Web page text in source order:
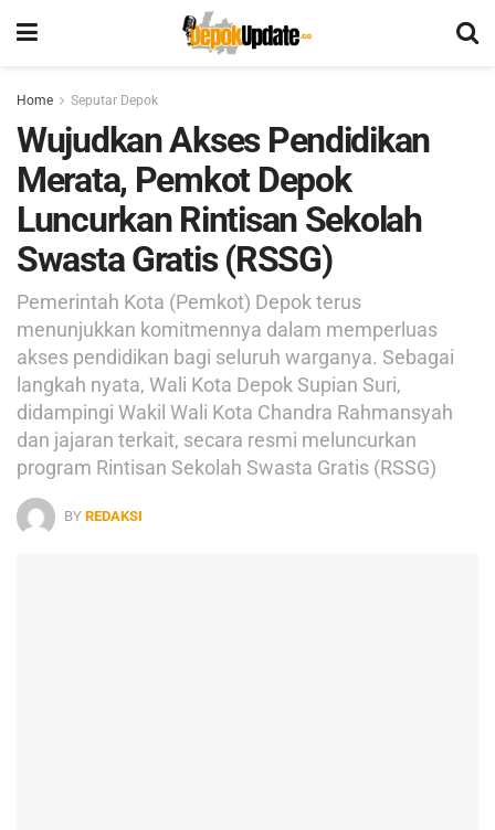
Home Seputar Depok
Wujudkan Akses Pendidikan
Merata, Pemkot Depok
Luncurkan Rintisan Sekolah
Swasta Gratis (RSSG)
Pemerintah Kota (Pemkot) Depok terus
menunjukkan komitmennya dalam memperluas
akses pendidikan bagi seluruh warganya. Sebagai
langkah nyata, Wali Kota Depok Supian Suri,
didampingi Wakil Wali Kota Chandra Rahmansyah
dan jajaran terkait, secara resmi meluncurkan
program Rintisan Sekolah Swasta Gratis (RSSG)
BY REDAKSI